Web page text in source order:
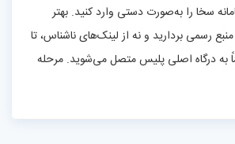
سخا را به‌صورت دستی وارد کنید. بهتر
بردارید و نه از لینک‌های ناشناس، تا
درگاه اصلی پلیس متصل می‌شوید. مرحله